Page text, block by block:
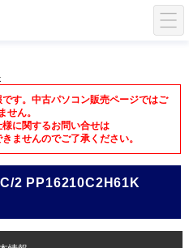
す。中古パソコン販売ページではご
せん。
に関するお問い合せは
ませんのでご了承ください。
2 PP16210C2H61K